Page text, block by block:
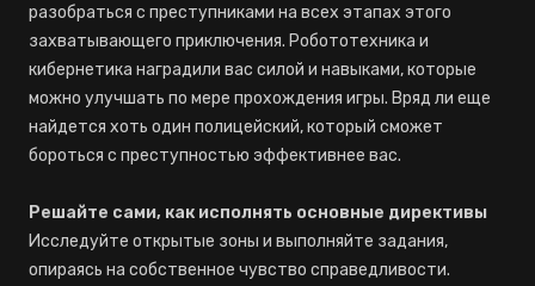
разобраться с преступниками на всех этапах этого
захватывающего приключения. Робототехника и
кибернетика наградили вас силой и навыками, которые
можно улучшать по мере прохождения игры. Вряд ли еще
найдется хоть один полицейский, который сможет
бороться с преступностью эффективнее вас.
Решайте сами, как исполнять основные директивы
Исследуйте открытые зоны и выполняйте задания,
опираясь на собственное чувство справедливости.